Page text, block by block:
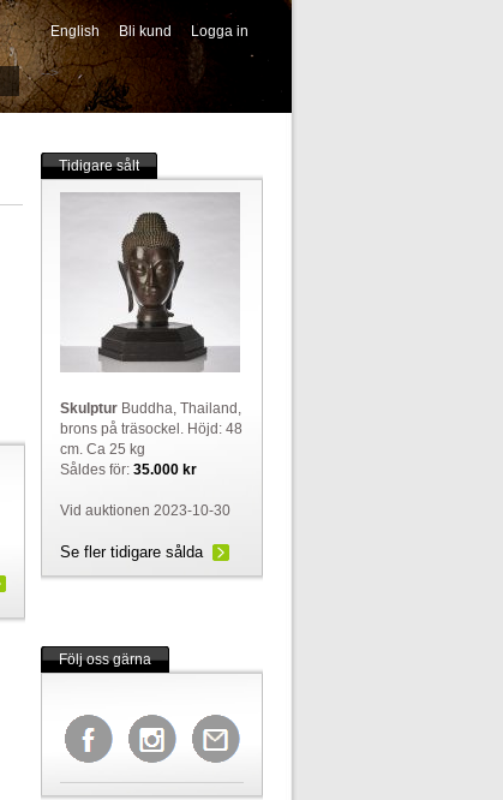
English Bli kund Logga in
-->
Tidigare sålt
SkulpturBuddha, Thailand,
brons på träsockel. Höjd: 48
cm. Ca 25 kg
Såldes för: 35.000 kr
Vid auktionen 2023-10-30
Se fler tidigare sålda
Följ oss gärna